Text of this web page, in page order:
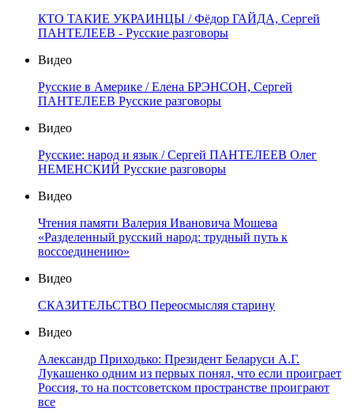
КТО ТАКИЕ УКРАИНЦЫ / Фёдор ГАЙДА, Сергей
ПАНТЕЛЕЕВ - Русские разговоры
Видео
Русские в Америке / Елена БРЭНСОН, Сергей
ПАНТЕЛЕЕВ Русские разговоры
Видео
Русские: народ и язык / Сергей ПАНТЕЛЕЕВ Олег
НЕМЕНСКИЙ Русские разговоры
Видео
Чтения памяти Валерия Ивановича Мошева
«Разделенный русский народ: трудный путь к
воссоединению»
Видео
СКАЗИТЕЛЬСТВО Переосмысляя старину
Видео
Александр Приходько: Президент Беларуси А.Г.
Лукашенко одним из первых понял, что если проиграет
Россия, то на постсоветском пространстве проиграют
все